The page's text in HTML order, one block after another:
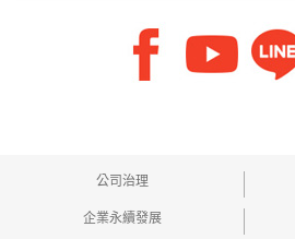
公司治理
企業永續發展